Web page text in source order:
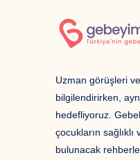
Uzman görüşleri
bilgilendirirken,
hedefliyoruz.
çocukların
bulunacak